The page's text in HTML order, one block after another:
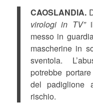
CAOSLANDIA.
virologi in TV”il
messo in
mascherine in
sventola.
potrebbe
del padiglione
rischio.